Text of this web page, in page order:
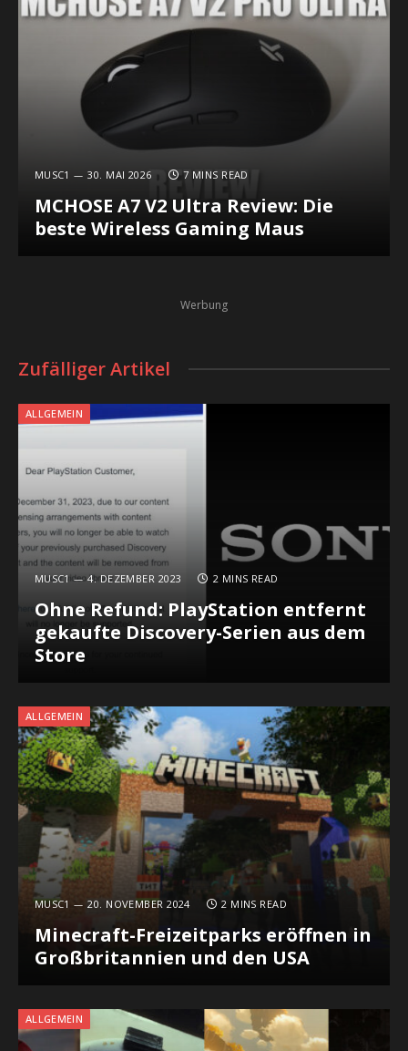
MUSC1 30. MAI 2026 7 MINS READ
MCHOSE A7 V2 Ultra Review: Die
beste Wireless Gaming Maus
Werbung
Zufälliger Artikel
ALLGEMEIN
MUSC1 4. DEZEMBER 2023 2 MINS READ
Ohne Refund: PlayStation entfernt
gekaufte Discovery-Serien aus dem
Store
ALLGEMEIN
MUSC1 20. NOVEMBER 2024 2 MINS READ
Minecraft-Freizeitparks eröffnen in
Großbritannien und den USA
ALLGEMEIN